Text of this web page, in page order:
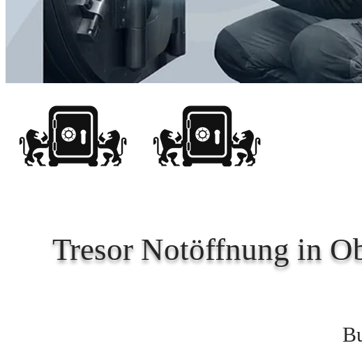
Tresor Notöffnung in